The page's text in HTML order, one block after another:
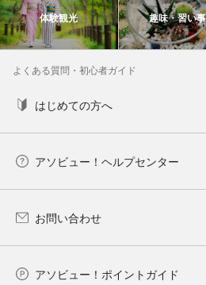
体験観光 趣味・習い事
よくある質問・初心者ガイド
はじめての方へ
アソビュー！ヘルプセンター
お問い合わせ
アソビュー！ポイントガイド